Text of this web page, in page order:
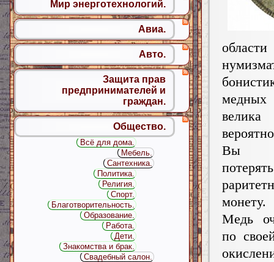
области
велика
Вы
монету.
Медь
по
Мир энерготехнологий.
Авиа.
Авто.
Защита прав
предпринимателей и
граждан.
Общество.
Всё для дома.
Мебель.
Сантехника.
Политика.
Религия.
Спорт.
Благотворительность.
Образование.
Работа.
Дети.
Знакомства и брак.
Свадебный салон.